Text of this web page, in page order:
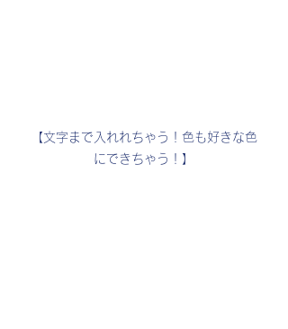
【文字まで入れれちゃう！色も好きな色
にできちゃう！】